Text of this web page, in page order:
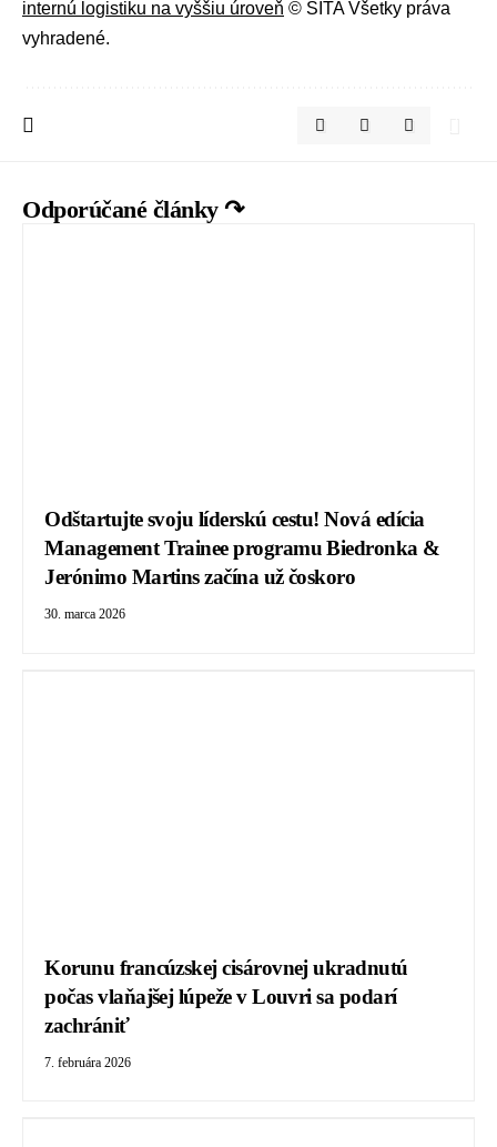
internú logistiku na vyššiu úroveň © SITA Všetky práva
vyhradené.
Odporúčané články ↷
Odštartujte svoju líderskú cestu! Nová edícia
Management Trainee programu Biedronka &
Jerónimo Martins začína už čoskoro
30. marca 2026
Korunu francúzskej cisárovnej ukradnutú
počas vlaňajšej lúpeže v Louvri sa podarí
zachrániť
7. februára 2026